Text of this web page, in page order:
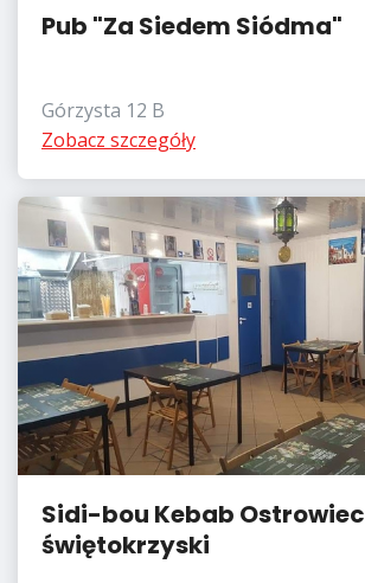
Pub "Za Siedem Siódma"
Górzysta 12 B
Zobacz szczegóły
Sidi-bou Kebab Ostrowiec
świętokrzyski